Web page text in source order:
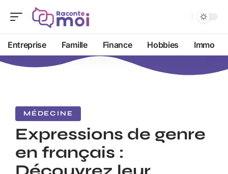
Entreprise Famille Finance Hobbies Immo
MÉDECINE
Expressions de genre
en français :